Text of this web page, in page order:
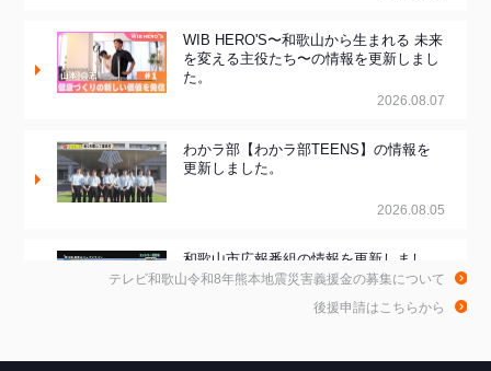
WIB HERO'S〜和歌山から生まれる 未来
を変える主役たち〜の情報を更新しまし
た。
2026.08.07
わかラ部【わかラ部TEENS】の情報を
更新しました。
2026.08.05
和歌山市広報番組の情報を更新しまし
た。
テレビ和歌山令和8年熊本地震災害義援金の募集について
後援申請はこちらから